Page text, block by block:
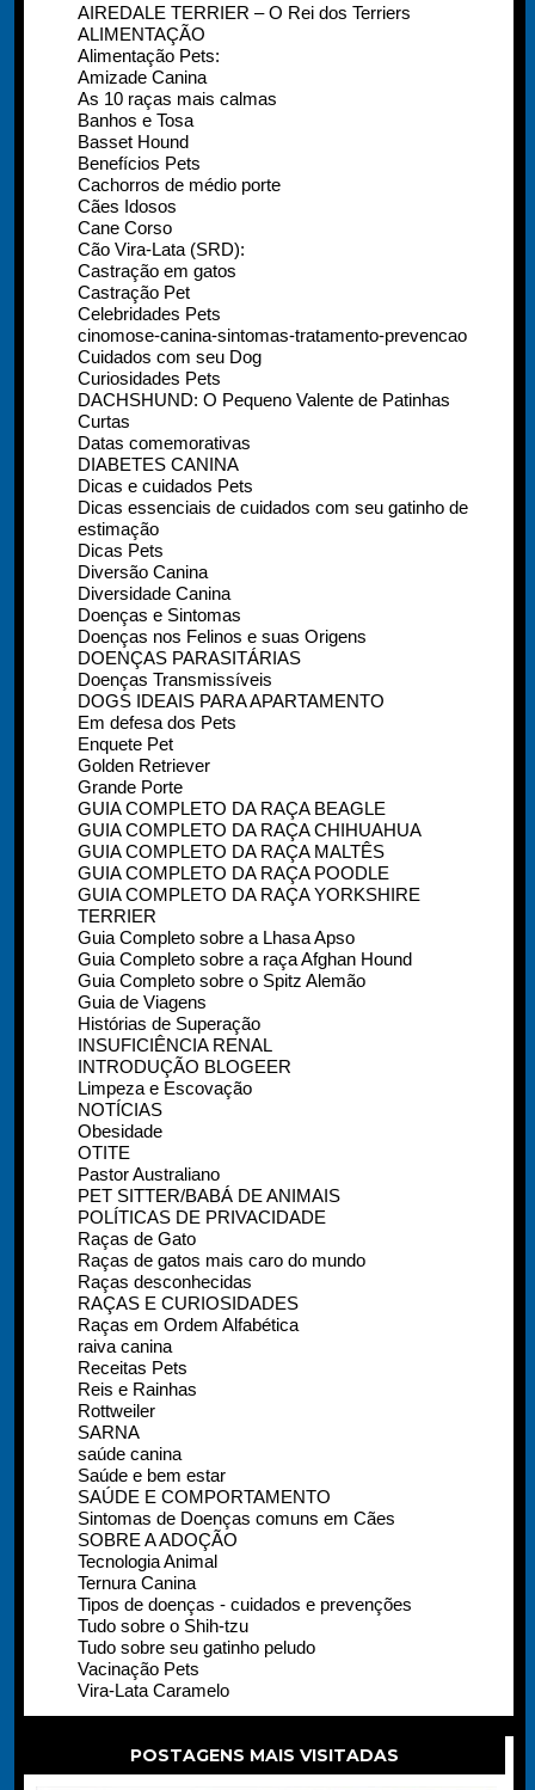
AIREDALE TERRIER – O Rei dos Terriers
ALIMENTAÇÃO
Alimentação Pets:
Amizade Canina
As 10 raças mais calmas
Banhos e Tosa
Basset Hound
Benefícios Pets
Cachorros de médio porte
Cães Idosos
Cane Corso
Cão Vira-Lata (SRD):
Castração em gatos
Castração Pet
Celebridades Pets
cinomose-canina-sintomas-tratamento-prevencao
Cuidados com seu Dog
Curiosidades Pets
DACHSHUND: O Pequeno Valente de Patinhas
Curtas
Datas comemorativas
DIABETES CANINA
Dicas e cuidados Pets
Dicas essenciais de cuidados com seu gatinho de
estimação
Dicas Pets
Diversão Canina
Diversidade Canina
Doenças e Sintomas
Doenças nos Felinos e suas Origens
DOENÇAS PARASITÁRIAS
Doenças Transmissíveis
DOGS IDEAIS PARA APARTAMENTO
Em defesa dos Pets
Enquete Pet
Golden Retriever
Grande Porte
GUIA COMPLETO DA RAÇA BEAGLE
GUIA COMPLETO DA RAÇA CHIHUAHUA
GUIA COMPLETO DA RAÇA MALTÊS
GUIA COMPLETO DA RAÇA POODLE
GUIA COMPLETO DA RAÇA YORKSHIRE
TERRIER
Guia Completo sobre a Lhasa Apso
Guia Completo sobre a raça Afghan Hound
Guia Completo sobre o Spitz Alemão
Guia de Viagens
Histórias de Superação
INSUFICIÊNCIA RENAL
INTRODUÇÃO BLOGEER
Limpeza e Escovação
NOTÍCIAS
Obesidade
OTITE
Pastor Australiano
PET SITTER/BABÁ DE ANIMAIS
POLÍTICAS DE PRIVACIDADE
Raças de Gato
Raças de gatos mais caro do mundo
Raças desconhecidas
RAÇAS E CURIOSIDADES
Raças em Ordem Alfabética
raiva canina
Receitas Pets
Reis e Rainhas
Rottweiler
SARNA
saúde canina
Saúde e bem estar
SAÚDE E COMPORTAMENTO
Sintomas de Doenças comuns em Cães
SOBRE A ADOÇÃO
Tecnologia Animal
Ternura Canina
Tipos de doenças - cuidados e prevenções
Tudo sobre o Shih-tzu
Tudo sobre seu gatinho peludo
Vacinação Pets
Vira-Lata Caramelo
POSTAGENS MAIS VISITADAS